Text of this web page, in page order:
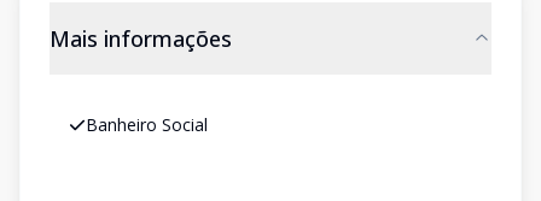
Mais informações
Banheiro Social